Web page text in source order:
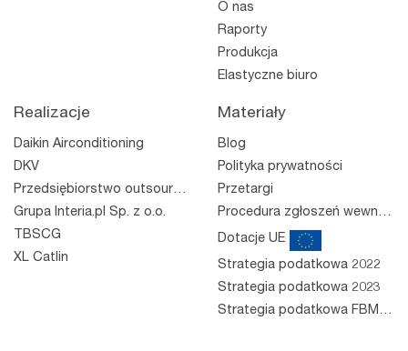
O nas
Raporty
Produkcja
Elastyczne biuro
Realizacje
Daikin Airconditioning
DKV
Przedsiębiorstwo outsourcingowe
Grupa Interia.pl Sp. z o.o.
TBSCG
XL Catlin
Materiały
Blog
Polityka prywatności
Przetargi
Procedura zgłoszeń wewnętrznych
Dotacje UE
Strategia podatkowa 2022
Strategia podatkowa 2023
Strategia podatkowa FBM 2023